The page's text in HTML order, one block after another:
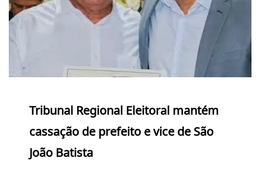
Tribunal Regional Eleitoral mantém
cassação de prefeito e vice de São
João Batista